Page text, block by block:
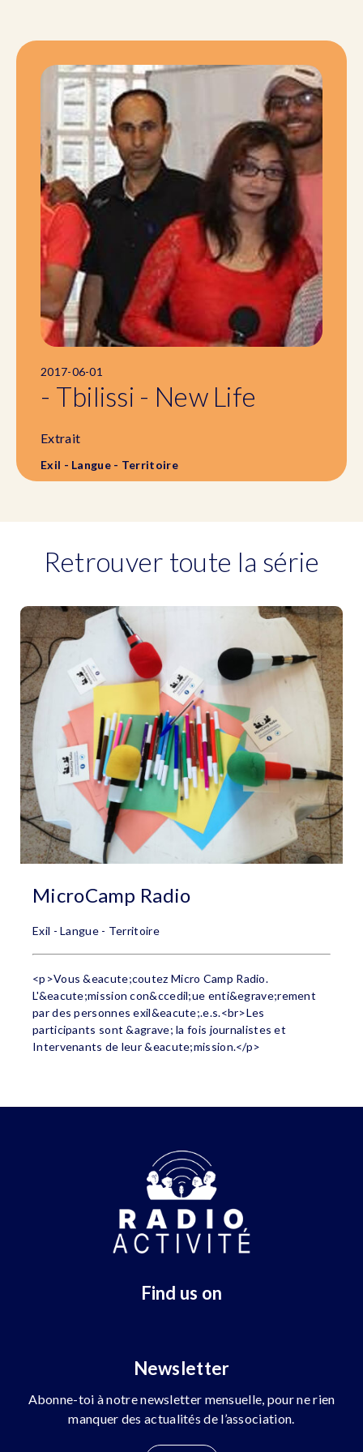
2017-06-01
- Tbilissi - New Life
Extrait
Exil - Langue - Territoire
Retrouver toute la série
MicroCamp Radio
Exil - Langue - Territoire
<p>Vous &eacute;coutez Micro Camp Radio.
L'&eacute;mission con&ccedil;ue enti&egrave;rement
par des personnes exil&eacute;.e.s.<br>Les
participants sont &agrave; la fois journalistes et
Intervenants de leur &eacute;mission.</p>
Find us on
Newsletter
Abonne-toi à notre newsletter mensuelle, pour ne rien
manquer des actualités de l’association.